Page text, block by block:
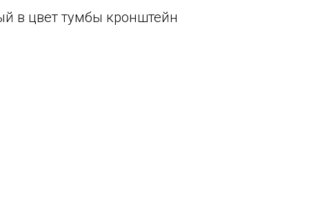
в цвет тумбы кронштейн